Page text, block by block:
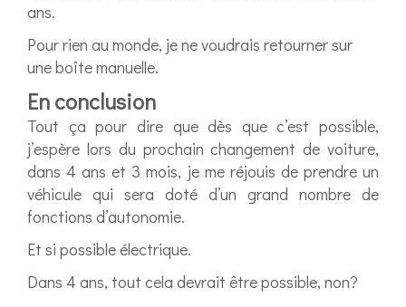
ans.
Pour rien au monde, je ne voudrais retourner sur
une boîte manuelle.
En conclusion
Tout ça pour dire que dès que c’est possible,
j’espère lors du prochain changement de voiture,
dans 4 ans et 3 mois, je me réjouis de prendre un
véhicule qui sera doté d’un grand nombre de
fonctions d’autonomie.
Et si possible électrique.
Dans 4 ans, tout cela devrait être possible, non?